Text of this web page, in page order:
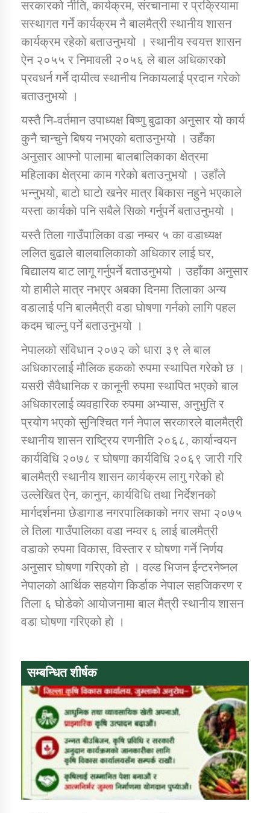
सरकारको नीति, कार्यक्रम, संरचानामा र प्रक्रियामा
सस्थागत गर्ने कार्यक्रम नै बालमैत्री स्थानीय शासन
कार्यक्रम रहेकाे बताउनुभयो । स्थानीय स्वयत्त शासन
ऐन २०५५ र निमावली २०५६ ले बाल अधिकारको
प्रवधर्न गर्ने दायीत्व स्थानीय निकायलाई प्रदान गरेकाे
बताउनुभयो ।
यस्तै नि-वर्तमान उपाध्यक्ष बिष्णु बुढाका अनुसार याे कार्य
कुनै चान्चुने बिषय नभएकाे बताउनुभयो । उहँका
अनुसार आफ्नो पालामा बालबालिकाका क्षेत्रमा
महिलाका क्षेत्रमा काम गरेकाे बताउनुभयो । उहाँले
भन्नुभयो, बाटाे घाटाे खनेर मात्र बिकास नहुने भएकाले
यस्ता कार्यकाे पनि सबैले सिकाे गर्नुपर्ने बताउनुभयो ।
यस्तै तिला गाउँपालिका वडा नम्बर ५ का वडाध्यक्ष
ललित बुढाले बालबालिकाकाे अधिकार लाई घर,
बिद्यालय बाट लागू गर्नुपर्ने बताउनुभयो । उहाँका अनुसार
याे हामीले मात्र नभएर अबका दिनमा तिलाका अन्य
वडालाई पनि बालमैत्री वडा घाेषणा गर्नकाे लागि पहल
कदम चाल्नु पर्ने बताउनुभयो ।
नेपालको संविधान २०७२ को धारा ३९ ले बाल
अधिकारलाई मौलिक हकको रुपमा स्थापित गरेको छ ।
यसरी सैवैधानिक र कानूनी रुपमा स्थापित भएको बाल
अधिकारलाई व्यवहारिक रुपमा अभ्यास, अनुभुति र
प्रयोग भएको सुनिश्चित गर्न नेपाल सरकारले बालमैत्री
स्थानीय शासन राष्ट्रिय रणनीति २०६८, कार्यान्वयन
कार्यविधि २०७८ र घोषणा कार्यविधि २०६९ जारी गरि
बालमैत्री स्थानीय शासन कार्यक्रम लागु गरेको हो
उल्लेखित ऐन, कानुन, कार्यविधि तथा निर्देशनको
मार्गदर्शनमा छेडागाड नगरपालिकाको नगर सभा २०७५
ले तिला गाउँपालिका वडा नम्वर ६ लाई बालमैत्री
वडाको रुपमा विकास, विस्तार र घोषणा गर्ने निर्णय
अनुसार घाेषणा गरिएको हाे । वल्ड भिजन ईन्टरनेष्नल
नेपालकाे आर्थिक सहयाेग किर्डाक नेपाल सहजिकरण र
तिला ६ घाेडेकाे आयाेजनामा बाल मैत्री स्थानीय शासन
वडा घाेषणा गरिएको हाे ।
सम्बन्धित शीर्षक